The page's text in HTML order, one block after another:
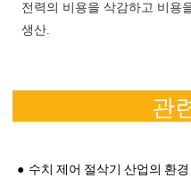
전력의 비용을 삭감하고 비용
생산.
관
수치 제어 절삭기 산업의 환